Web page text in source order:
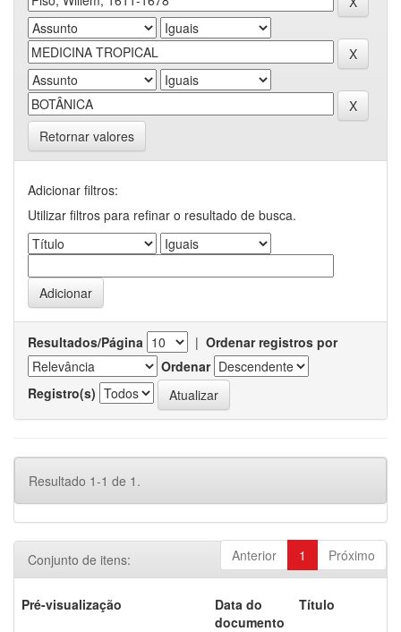
Retornar valores
Adicionar filtros:
Utilizar filtros para refinar o resultado de busca.
Resultados/Página | Ordenar registros por
Ordenar
Registro(s)
Resultado 1-1 de 1.
Anterior 1 Próximo
Conjunto de itens:
Pré-visualização
Data do
documento
Título